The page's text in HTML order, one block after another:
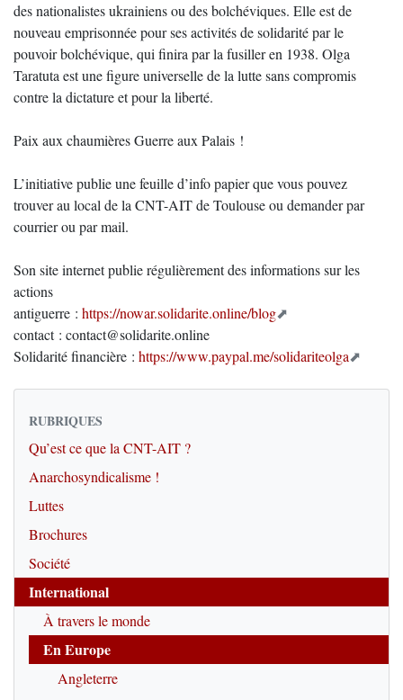
des nationalistes ukrainiens ou des bolchéviques. Elle est de
nouveau emprisonnée pour ses activités de solidarité par le
pouvoir bolchévique, qui finira par la fusiller en 1938. Olga
Taratuta est une figure universelle de la lutte sans compromis
contre la dictature et pour la liberté.
Paix aux chaumières Guerre aux Palais !
L’initiative publie une feuille d’info papier que vous pouvez
trouver au local de la CNT-AIT de Toulouse ou demander par
courrier ou par mail.
Son site internet publie régulièrement des informations sur les
actions
antiguerre : https://nowar.solidarite.online/blog
contact : contact@solidarite.online
Solidarité financière : https://www.paypal.me/solidariteolga
RUBRIQUES
Qu’est ce que la CNT-AIT ?
Anarchosyndicalisme !
Luttes
Brochures
Société
International
À travers le monde
En Europe
Angleterre